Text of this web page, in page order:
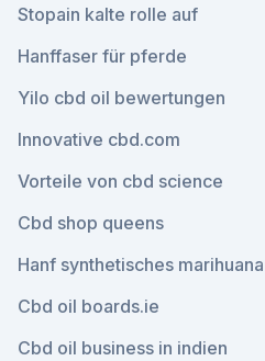
Stopain kalte rolle auf
Hanffaser für pferde
Yilo cbd oil bewertungen
Innovative cbd.com
Vorteile von cbd science
Cbd shop queens
Hanf synthetisches marihuana
Cbd oil boards.ie
Cbd oil business in indien